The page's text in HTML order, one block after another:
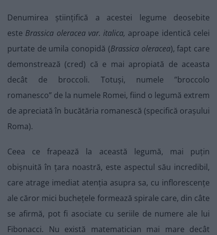
Denumirea științifică a acestei legume deosebite
este Brassica oleracea var. italica, aproape identică celei
purtate de umila conopidă (Brassica oleracea), fapt care
demonstrează (cred) că e mai apropiată de aceasta
decât de broccoli. Totuși, numele ”broccolo
romanesco” de la numele Romei, fiind o legumă extrem
de apreciată în bucătăria romanescă (specifică orașului
Roma).
Ceea ce frapează la această legumă, mai puțin
obișnuită în țara noastră, este aspectul său incredibil,
care atrage imediat atenția asupra sa, cu inflorescențe
ale căror mici buchețele formează spirale care, din câte
se afirmă, pot fi asociate cu seriile de numere ale lui
Fibonacci. Nu există matematician mai mare decât